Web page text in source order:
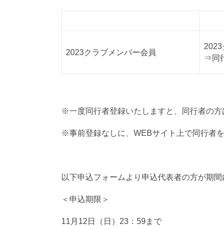
2023クラブメンバー会員
2023
⇒同
※一度同行者登録いたしますと、同行者の
※事前登録なしに、WEBサイト上で同行者
以下申込フォームより申込代表者の方が期
＜申込期限＞
11月12日（日）23：59まで